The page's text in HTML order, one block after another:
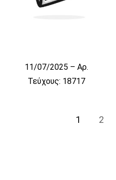
11/07/2025 – Αρ.
Τεύχους: 18717
1 2